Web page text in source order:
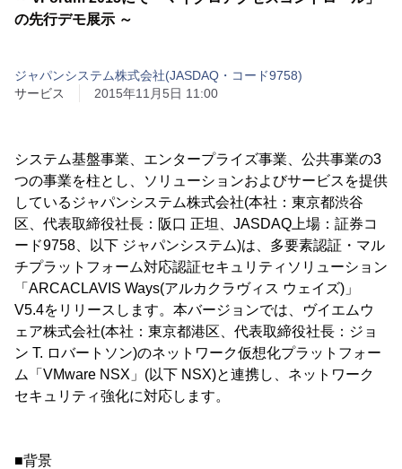
の先行デモ展示 ～
ジャパンシステム株式会社(JASDAQ・コード9758)
サービス
2015年11月5日 11:00
システム基盤事業、エンタープライズ事業、公共事業の3
つの事業を柱とし、ソリューションおよびサービスを提供
しているジャパンシステム株式会社(本社：東京都渋谷
区、代表取締役社長：阪口 正坦、JASDAQ上場：証券コ
ード9758、以下 ジャパンシステム)は、多要素認証・マル
チプラットフォーム対応認証セキュリティソリューション
「ARCACLAVIS Ways(アルカクラヴィス ウェイズ)」
V5.4をリリースします。本バージョンでは、ヴイエムウ
ェア株式会社(本社：東京都港区、代表取締役社長：ジョ
ン T. ロバートソン)のネットワーク仮想化プラットフォー
ム「VMware NSX」(以下 NSX)と連携し、ネットワーク
セキュリティ強化に対応します。
■背景